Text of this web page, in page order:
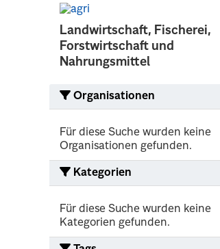
Landwirtschaft, Fischerei,
Forstwirtschaft und
Nahrungsmittel
Organisationen
Für diese Suche wurden keine
Organisationen gefunden.
Kategorien
Für diese Suche wurden keine
Kategorien gefunden.